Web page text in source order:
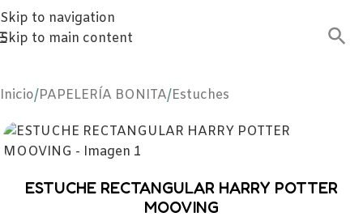
Skip to navigation
Skip to main content
Inicio/PAPELERÍA BONITA/Estuches
ESTUCHE RECTANGULAR HARRY POTTER
MOOVING